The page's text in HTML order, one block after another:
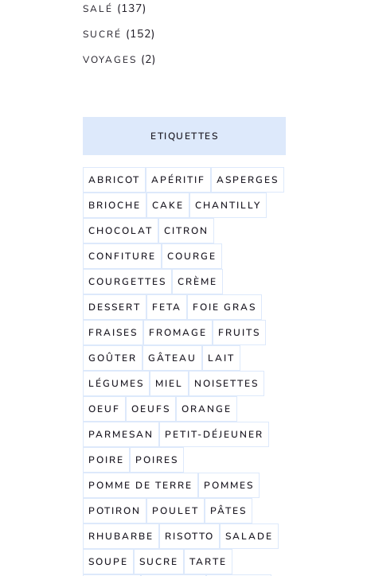
SALÉ (137)
SUCRÉ (152)
VOYAGES (2)
ETIQUETTES
ABRICOT APÉRITIF
ASPERGES
BRIOCHE
CAKE
CHANTILLY
CHOCOLAT
CITRON
CONFITURE
COURGE
COURGETTES
CRÈME
DESSERT
FETA
FOIE GRAS
FRAISES
FROMAGE
FRUITS
GOÛTER
GÂTEAU
LAIT
LÉGUMES
MIEL
NOISETTES
OEUF
OEUFS
ORANGE
PARMESAN
PETIT-DÉJEUNER
POIRE
POIRES
POMME DE TERRE
POMMES
POTIRON
POULET
PÂTES
RHUBARBE
RISOTTO
SALADE
SOUPE
SUCRE
TARTE